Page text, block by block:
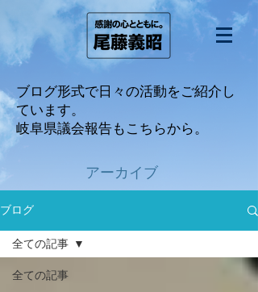
ブログ形式で日々の活動をご紹介し
ています。
​岐阜県議会報告もこちらから。
アーカイブ
ブログ
全ての記事
全ての記事